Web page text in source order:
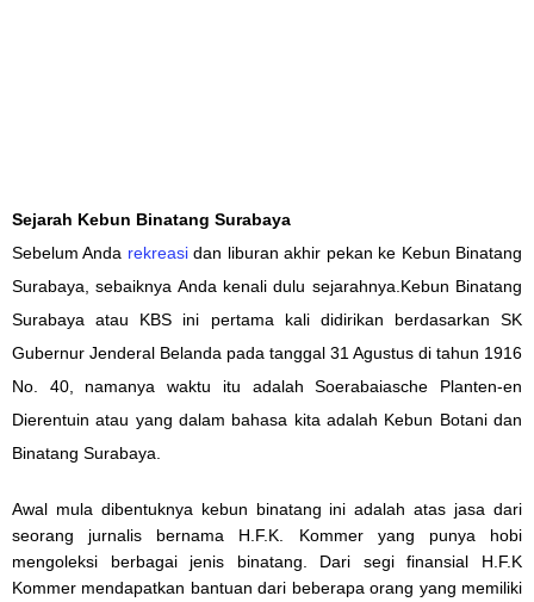
Sejarah Kebun Binatang Surabaya
Sebelum Anda rekreasidan liburan akhir pekan ke Kebun Binatang
Surabaya, sebaiknya Anda kenali dulu sejarahnya. Kebun Binatang
Surabaya atau KBS ini pertama kali didirikan berdasarkan SK
Gubernur Jenderal Belanda pada tanggal 31 Agustus di tahun 1916
No. 40, namanya waktu itu adalah Soerabaiasche Planten-en
Dierentuin atau yang dalam bahasa kita adalah Kebun Botani dan
Binatang Surabaya.
Awal mula dibentuknya kebun binatang ini adalah atas jasadari
seorang jurnalis bernama H.F.K. Kommer yang punya hobi
mengoleksi berbagai jenis binatang. Dari segi finansial H.F.K
Kommer mendapatkan bantuan dari beberapa orang yang memiliki